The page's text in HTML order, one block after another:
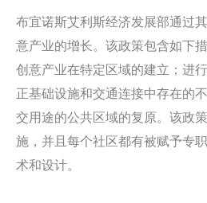
布宜诺斯艾利斯经济发展部通过
意产业的增长。该政策包含如下
创意产业在特定区域的建立；进
正基础设施和交通连接中存在的
交用途的公共区域的复原。该政
施，并且每个社区都有被赋予专
术和设计。